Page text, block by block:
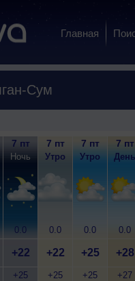
Главная
Сум
7 пт
Ночь
0.0
+22
+25
7 пт
Утро
0.0
+22
+25
7 пт
Утро
0.0
+25
+25
7 пт
День
0.0
+28
+27